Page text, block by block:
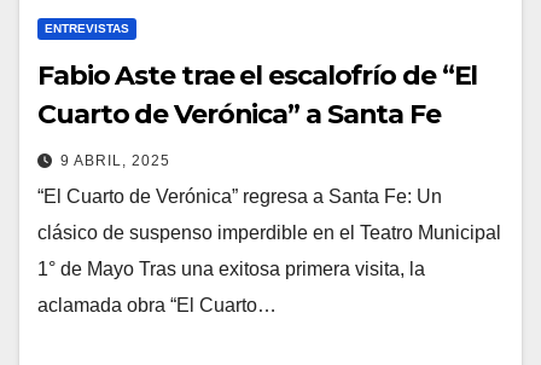
ENTREVISTAS
Fabio Aste trae el escalofrío de “El
Cuarto de Verónica” a Santa Fe
9 ABRIL, 2025
“El Cuarto de Verónica” regresa a Santa Fe: Un
clásico de suspenso imperdible en el Teatro Municipal
1° de Mayo Tras una exitosa primera visita, la
aclamada obra “El Cuarto…